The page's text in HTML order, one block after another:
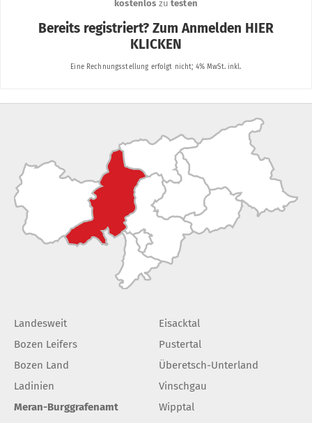
Landesweit
Bozen Leifers
Bozen Land
Ladinien
Meran-Burggrafenamt
Eisacktal
Pustertal
Überetsch-Unterland
Vinschgau
Wipptal